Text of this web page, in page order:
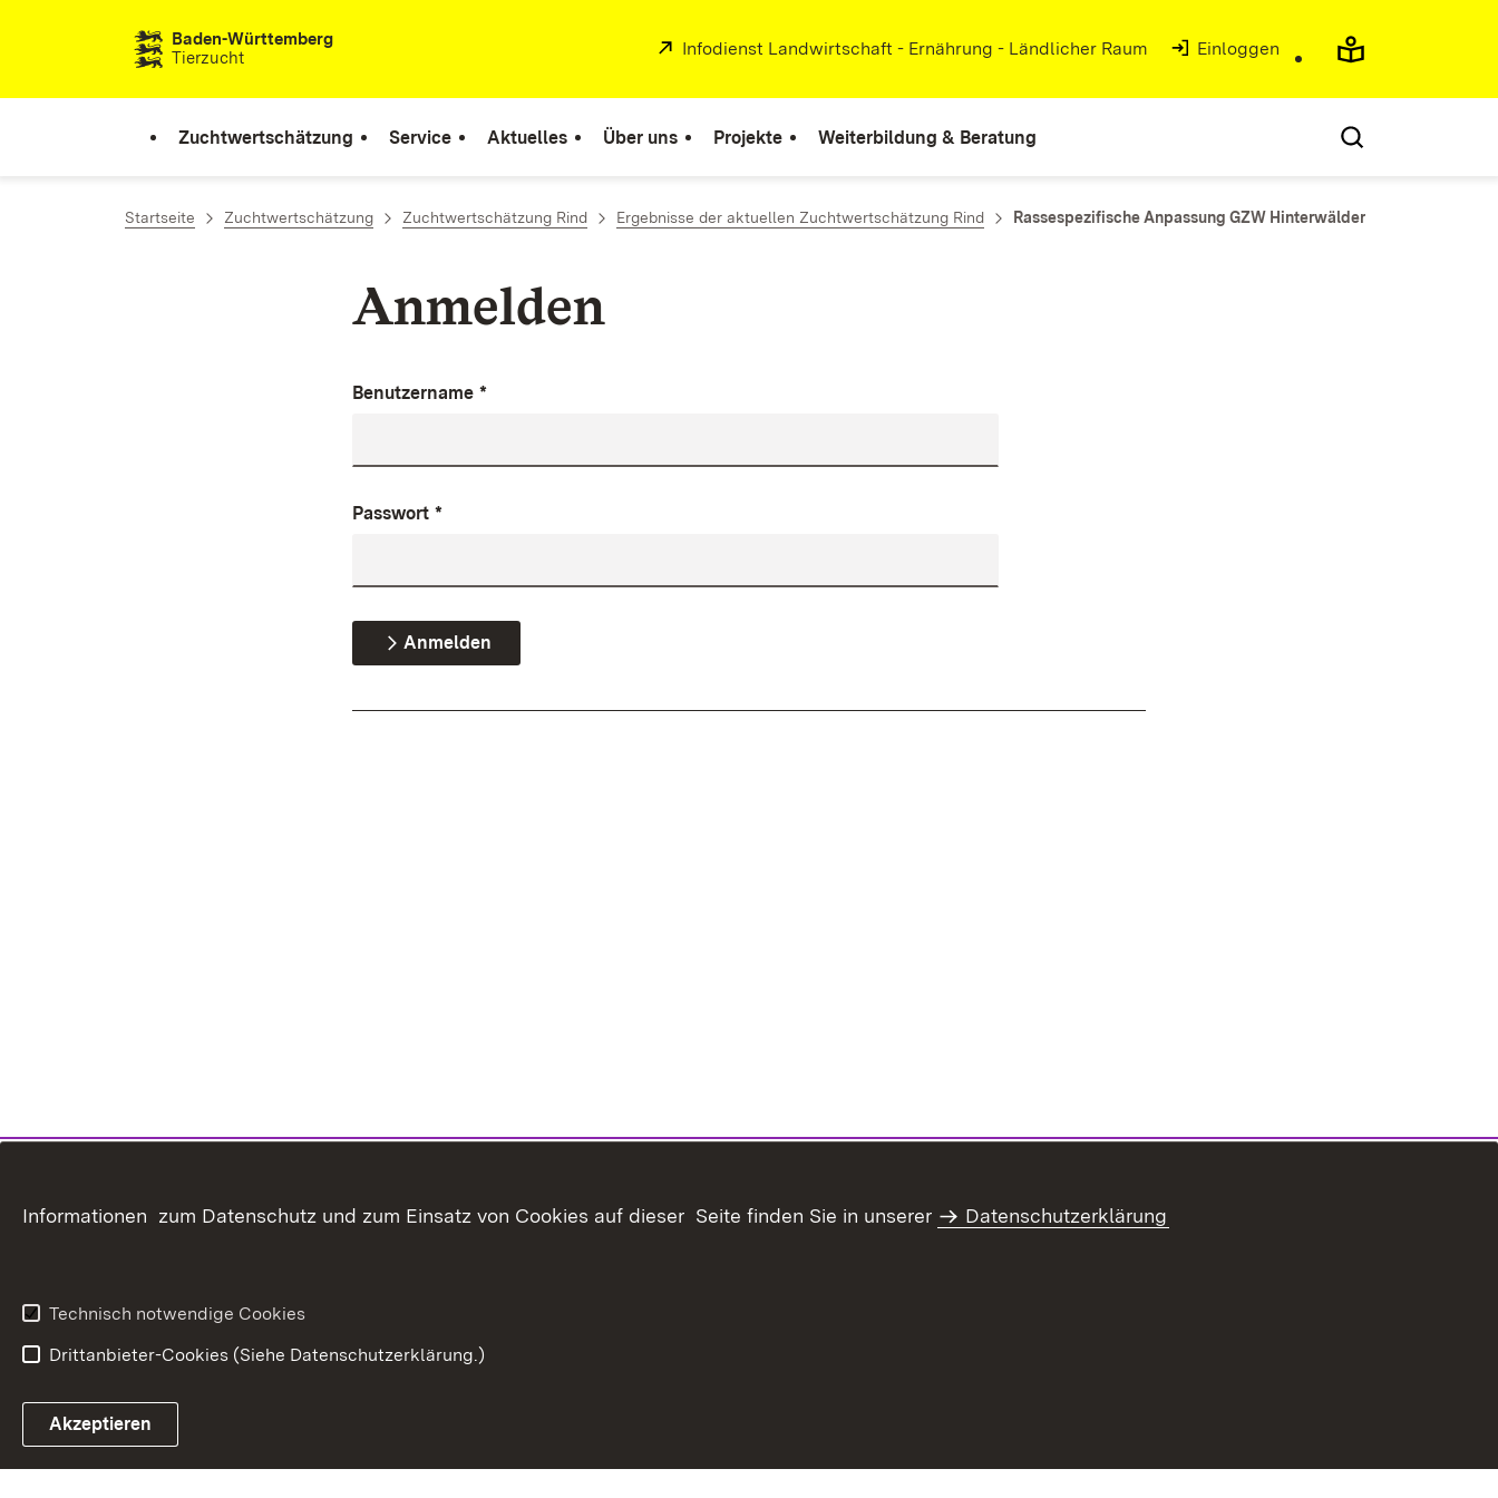
Zum Inhalt springenBaden-Württemberg
Tierzucht
Extern:
Infodienst Landwirtschaft - Ernährung - Ländlicher Raum (Öffnet in neuem Fenster)
Einloggen
Zuchtwertschätzung Service Aktuelles Über uns Projekte Weiterbildung & Beratung
Startseite Zuchtwertschätzung Zuchtwertschätzung Rind Ergebnisse der aktuellen Zuchtwertschätzung Rind Rassespezifische Anpassung GZW Hinterwälder
Anmelden
Benutzername *
Passwort *
Anmelden
Informationen zum Datenschutz und zum Einsatz von Cookies auf dieser Seite finden Sie in unserer Datenschutzerklärung
Technisch notwendige Cookies
Drittanbieter-Cookies (Siehe Datenschutzerklärung.)
Akzeptieren